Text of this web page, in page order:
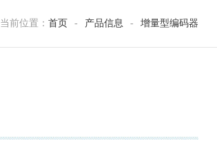
当前位置：首页 - 产品信息 - 增量型编码器